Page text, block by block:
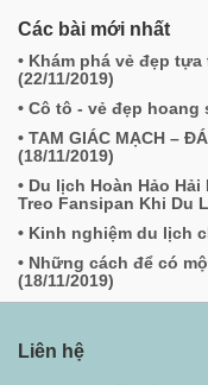
Các bài mới nhất
• Khám phá vẻ đẹp
(22/11/2019)
• Cô tô - vẻ đẹp hoang
• TAM GIÁC MẠCH –
(18/11/2019)
• Du lịch Hoàn Hảo
Treo Fansipan Khi Du
• Kinh nghiệm du lịch
• Những cách để có
(18/11/2019)
Liên hệ